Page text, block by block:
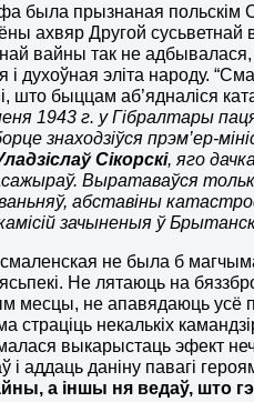
была прызнаная
ахвяр Другой
вайны так не
і духоўная эліта народу.
што быццам аб’ядналіся
1943 г. у Гібралтары
знаходзіўся прэм’ер-
Сікорскі, яго
Выратаваўся
абставіны
зачыненыя ў
не была б
Не лятаюць на
месцы, не апавядаюць усё
страціць некалькіх
выкарыстаць эфект
і аддаць даніну павагі
а іншы ня ведаў, што